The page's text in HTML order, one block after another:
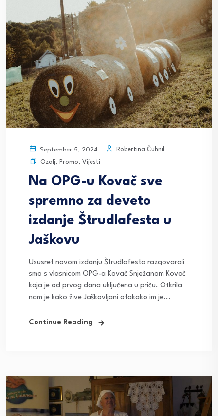
September 5, 2024
Robertina Čuhnil
Ozalj, Promo, Vijesti
Na OPG-u Kovač sve
spremno za deveto
izdanje Štrudlafesta u
Jaškovu
Ususret novom izdanju Štrudlafesta razgovarali
smo s vlasnicom OPG-a Kovač Snježanom Kovač
koja je od prvog dana uključena u priču. Otkrila
nam je kako žive Jaškovljani otakako im je...
Continue Reading